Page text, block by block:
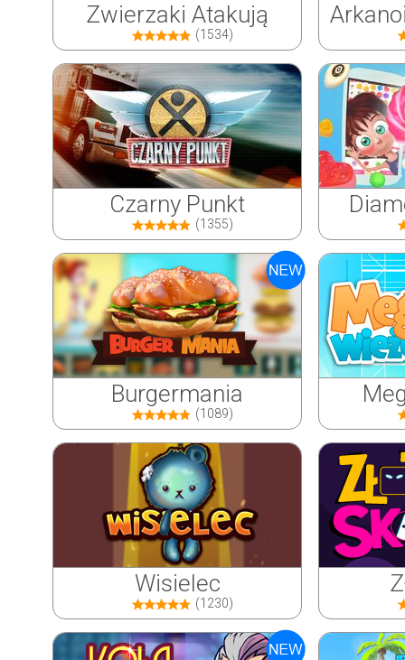
Zwierzaki Atakują
(1534)
Czarny Punkt
(1355)
Burgermania
(1089)
Wisielec
(1230)